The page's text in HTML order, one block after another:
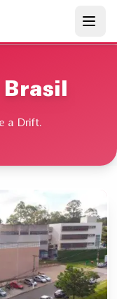
a Drift.